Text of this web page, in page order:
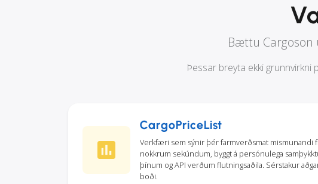
Bættu
Þessar breyta ekki
CargoPriceList
Verkfæri sem sýnir þér farmverðsmat mismunandi
nokkrum sekúndum, byggt á persónulega
þínum og API verðum flutningsaðila. Sérstakur
boði.